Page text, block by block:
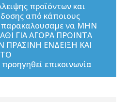
προϊόντων και
από κάποιους
παρακαλουσαμε να ΜΗΝ
ΓΙΑ ΑΓΟΡΑ ΠΡΟΙΝΤΑ
ΕΝΔΕΙΞΗ ΚΑΙ
επικοινωνία